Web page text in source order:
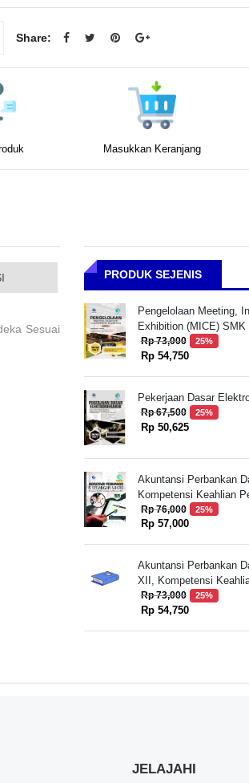
Share:
Masukkan Keranjang
Sesuai
PRODUK SEJENIS
Pengelolaan Meeting,
Exhibition (MICE)
Pariwisata, Program
Pariwisata,
Rp 73,000 25%
Rp 54,750
Pekerjaan Dasar
Rp 67,500 25%
Rp 50,625
Akuntansi Perbankan
Kompetensi Keahlian
Mikro
Rp 76,000 25%
Rp 57,000
Akuntansi Perbankan
XII, Kompetensi
Mikro
Rp 73,000 25%
Rp 54,750
JELAJAHI